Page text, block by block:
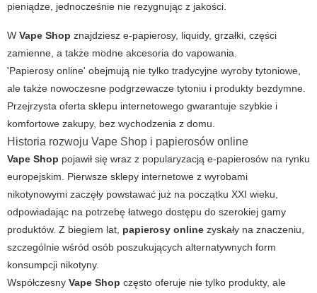
pieniądze, jednocześnie nie rezygnując z jakości.
W Vape Shop znajdziesz e-papierosy, liquidy, grzałki, części
zamienne, a także modne akcesoria do vapowania.
'Papierosy online' obejmują nie tylko tradycyjne wyroby tytoniowe,
ale także nowoczesne podgrzewacze tytoniu i produkty bezdymne.
Przejrzysta oferta sklepu internetowego gwarantuje szybkie i
komfortowe zakupy, bez wychodzenia z domu.
Historia rozwoju Vape Shop i papierosów online
Vape Shop pojawił się wraz z popularyzacją e-papierosów na rynku
europejskim. Pierwsze sklepy internetowe z wyrobami
nikotynowymi zaczęły powstawać już na początku XXI wieku,
odpowiadając na potrzebę łatwego dostępu do szerokiej gamy
produktów. Z biegiem lat, papierosy online zyskały na znaczeniu,
szczególnie wśród osób poszukujących alternatywnych form
konsumpcji nikotyny.
Współczesny Vape Shop często oferuje nie tylko produkty, ale